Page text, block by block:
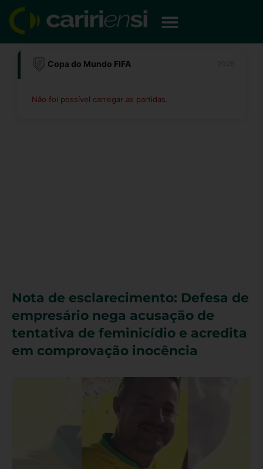
para
conteúdo
Copa do Mundo FIFA
Não foi possível carregar as partidas.
Nota de esclarecimento: Defesa de
empresário nega acusação de
tentativa de feminicídio e acredita
em comprovação inocência